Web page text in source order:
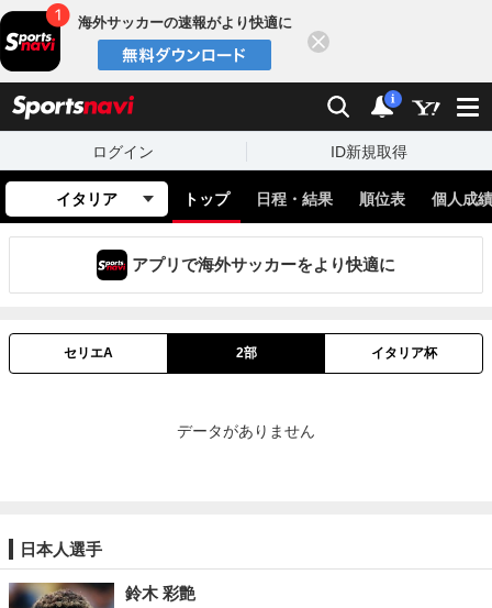
海外サッカーの速報がより快適に
検索 通知
i
ログイン ID新規取得
イタリア トップ 日程・結果 順位表 個人成績
アプリで海外サッカーをより快適に
セリエA 2部 イタリア杯
データがありません
日本人選手
鈴木 彩艶